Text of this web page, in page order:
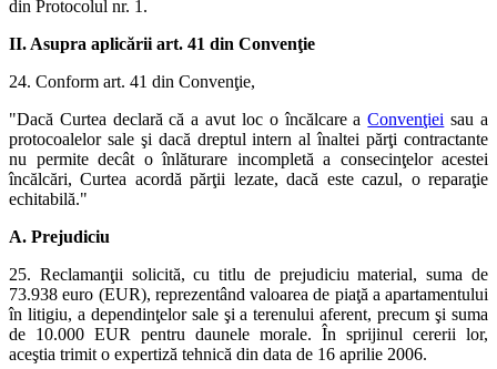
din Protocolul nr. 1.
II. Asupra aplicării art. 41 din Convenţie
24. Conform art. 41 din Convenţie,
"Dacă Curtea declară că a avut loc o încălcare aConvenţiei sau a
protocoalelor sale şi dacă dreptul intern al înaltei părţi contractante
nu permite decât o înlăturare incompletă a consecinţelor acestei
încălcări, Curtea acordă părţii lezate, dacă este cazul, o reparaţie
echitabilă."
A. Prejudiciu
25. Reclamanţii solicită, cu titlu de prejudiciu material, suma de
73.938 euro (EUR), reprezentând valoarea de piaţă a apartamentului
în litigiu, a dependinţelor sale şi a terenului aferent, precum şi suma
de 10.000 EUR pentru daunele morale. În sprijinul cererii lor,
aceştia trimit o expertiză tehnică din data de 16 aprilie 2006.